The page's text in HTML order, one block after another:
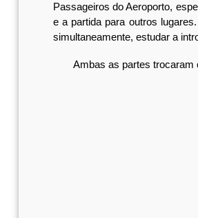
Passageiros do Aeroporto,
e a partida para outros
simultaneamente, estudar a
Ambas as partes trocaram